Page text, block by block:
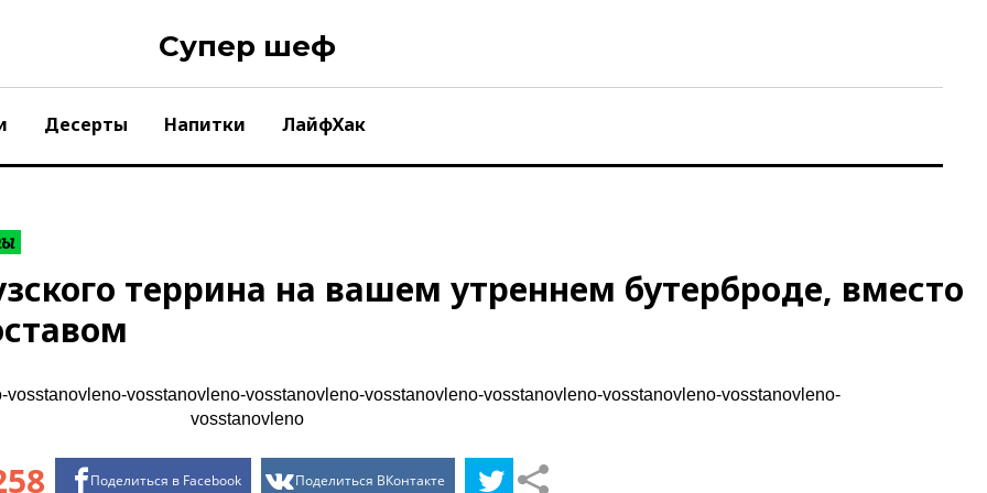
Супер шеф
Десерты Напитки ЛайфХак
террина на вашем утреннем бутерброде, вместо
Поделиться в Facebook Поделиться ВКонтакте